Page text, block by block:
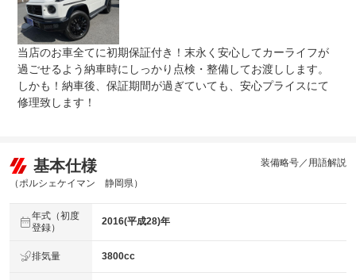
当店のお車全てに初期保証付き！末永く安心してカーライフが
過ごせるよう納車時にしっかり点検・整備してお渡しします。
しかも！納車後、保証期間が過ぎていても、安心プライスにて
修理致します！
基本仕様
（ポルシェケイマン 静岡県）
装備略号／用語解説
年式（初度
登録）
2016(平成28)年
排気量 3800cc